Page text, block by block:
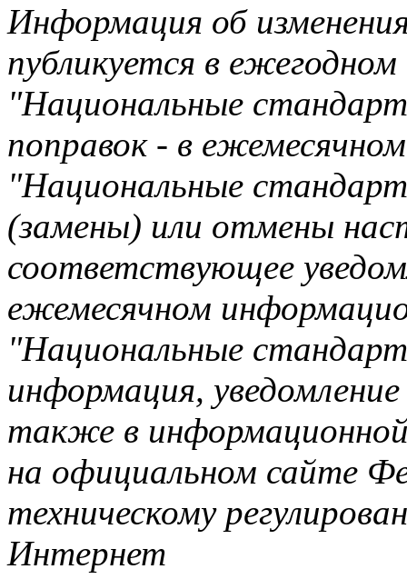
Информация об
публикуется в
"Национальные
поправок - в
"Национальные
(замены) или отмены
соответствующее
ежемесячном
"Национальные
информация,
также в
на официальном сайте
техническому
Интернет